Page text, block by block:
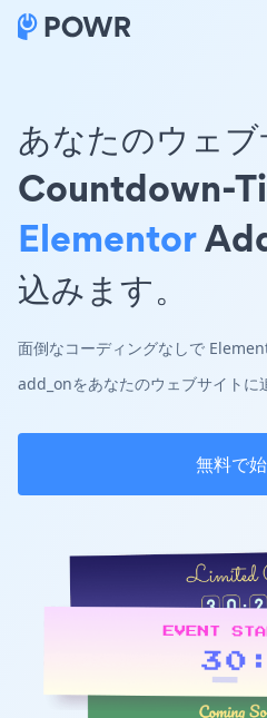
あなたのウェ
Countdown-
Elementor
込みます。
面倒なコーディングなしで
add_onをあなたのウェブサイトに
無料で